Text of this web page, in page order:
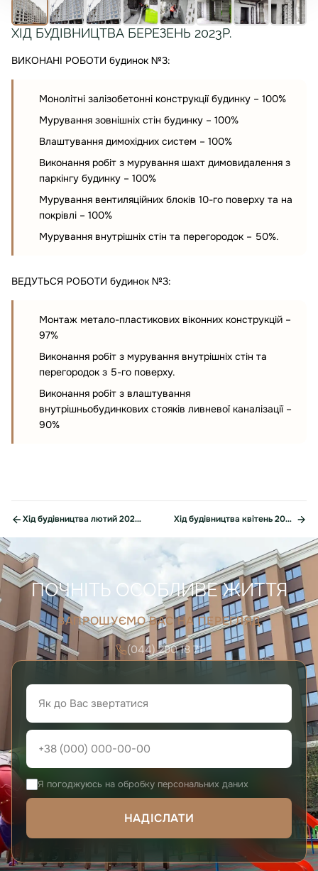
ХІД БУДІВНИЦТВА БЕРЕЗЕНЬ 2023Р.
ВИКОНАНІ РОБОТИ будинок №3:
Монолітні залізобетонні конструкції будинку – 100%
Мурування зовнішніх стін будинку – 100%
Влаштування димохідних систем – 100%
Виконання робіт з мурування шахт димовидалення з
паркінгу будинку – 100%
Мурування вентиляційних блоків 10-го поверху та на
покрівлі – 100%
Мурування внутрішніх стін та перегородок – 50%.
ВЕДУТЬСЯ РОБОТИ будинок №3:
Монтаж метало-пластикових віконних конструкцій –
97%
Виконання робіт з мурування внутрішніх стін та
перегородок з 5-го поверху.
Виконання робіт з влаштування
внутрішньобудинкових стояків ливневої каналізації –
90%
Хід будівництва лютий 2023р. Хід будівництва квітень 2023р.
ПОЧНІТЬ ОСОБЛИВЕ ЖИТТЯ
ЗАПРОШУЄМО ВАС НА ПЕРЕГЛЯД
(044) 290 18 71
Я погоджуюсь на обробку персональних даних
НАДІСЛАТИ